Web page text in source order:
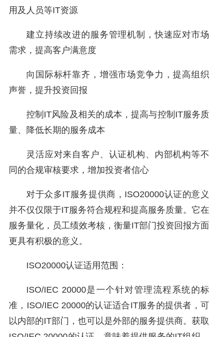
用及人员等IT资源
建立持续改进的服务管理机制，快速应对市场
需求，提高客户满意度
向国际标杆靠齐，增强市场竞争力，提高组织
声誉，提升投资回报
控制IT风险及相关的成本，提高与控制IT服务质
量、降低长期的服务成本
灵活应对来自客户、认证机构、内部机构等不
同的合规审核要求，增加投资者信心
对于众多IT服务提供商，ISO20000认证的意义
并不仅仅限于IT服务符合规程和提高服务质量。它在
服务量化，员工绩效考核，衡量IT部门投资回报方面
更具有积极的意义。
ISO20000认证适用范围：
ISO/IEC 20000是一个针对管理流程系统的标
准，ISO/IEC 20000的认证适合IT服务的提供者，可
以内部的IT部门，也可以是外部的服务提供商。获取